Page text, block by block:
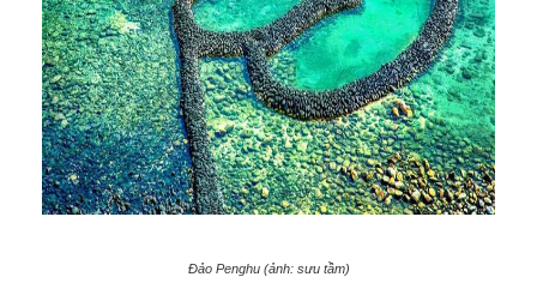
Đảo Penghu (ảnh: sưu tầm)